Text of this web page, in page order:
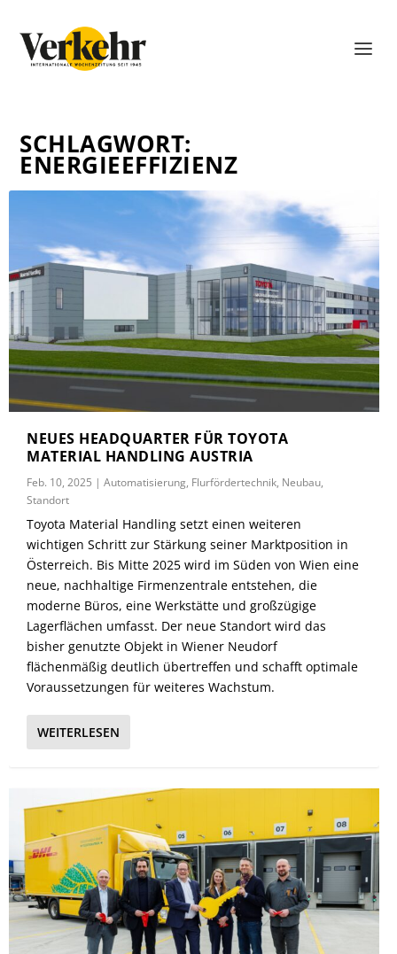
SCHLAGWORT:
ENERGIEEFFIZIENZ
NEUES HEADQUARTER FÜR TOYOTA
MATERIAL HANDLING AUSTRIA
Feb. 10, 2025 |Automatisierung, Flurfördertechnik, Neubau,
Standort
Toyota Material Handling setzt einen weiteren
wichtigen Schritt zur Stärkung seiner Marktposition in
Österreich. Bis Mitte 2025 wird im Süden von Wien eine
neue, nachhaltige Firmenzentrale entstehen, die
moderne Büros, eine Werkstätte und großzügige
Lagerflächen umfasst. Der neue Standort wird das
bisher genutzte Objekt in Wiener Neudorf
flächenmäßig deutlich übertreffen und schafft optimale
Voraussetzungen für weiteres Wachstum.
WEITERLESEN